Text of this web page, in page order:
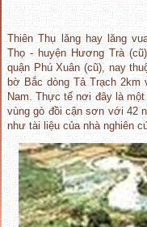
Thiên Thụ lăng hay lăng
Thọ - huyện Hương Trà
quận Phú Xuân (cũ), nay
bờ Bắc dòng Tả Trạch 2km
Nam. Thực tế nơi đây là
vùng gò đồi cận sơn với 42
như tài liệu của nhà nghiên